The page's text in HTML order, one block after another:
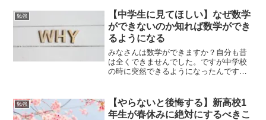
ばいいのか迷っている人はこの記事を見
ればすべて解決できま...
勉強
【中学生に見てほしい】なぜ数学
ができないのか知れば数学ができ
るようになる
みなさんは数学ができますか？自分も昔
は全くできませんでした。ですが中学校
の時に突然できるようになったんです。
ところを直していけば、数学出来るよう
になることに気づきました...
勉強
【やらないと後悔する】新高校1
年生が春休みに絶対にするべきこ